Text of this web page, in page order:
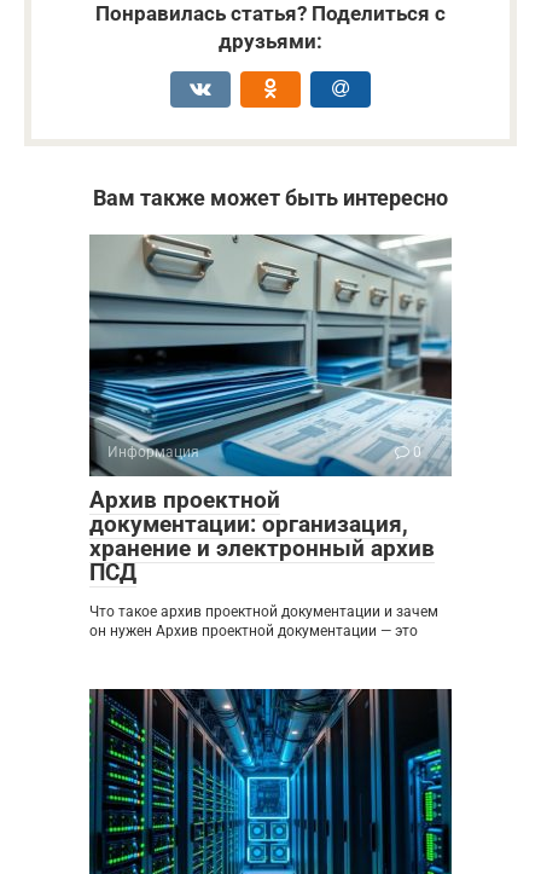
Понравилась статья? Поделиться с
друзьями:
Вам также может быть интересно
Информация 0
Архив проектной
документации: организация,
хранение и электронный архив
ПСД
Что такое архив проектной документации и зачем
он нужен Архив проектной документации — это